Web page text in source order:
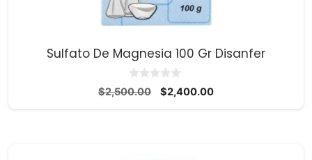
Sulfato De Magnesia 100 Gr Disanfer
0
d
$2,500.00
El
$2,400.00El